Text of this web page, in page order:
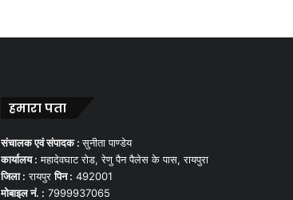
हमारा पता
संचालक एवं संपादक :सुनीता पाण्डेय
कार्यालय : महादेवघाट रोड, रेणु पैन पैलेस के पास, रायपुरा
जिला : रायपुरपिन : 492001
मोबाइल नं. : 7999937065